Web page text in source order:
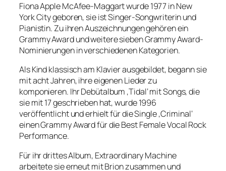
Fiona Apple McAfee-Maggart wurde 1977 in New
York City geboren, sie ist Singer-Songwriterin und
Pianistin. Zu ihren Auszeichnungen gehören ein
Grammy Award und weitere sieben Grammy Award-
Nominierungen in verschiedenen Kategorien.
Als Kind klassisch am Klavier ausgebildet, begann sie
mit acht Jahren, ihre eigenen Lieder zu
komponieren. Ihr Debütalbum ‚Tidal‘ mit Songs, die
sie mit 17 geschrieben hat, wurde 1996
veröffentlicht und erhielt für die Single ‚Criminal‘
einen Grammy Award für die Best Female Vocal Rock
Performance.
Für ihr drittes Album, Extraordinary Machine
arbeitete sie erneut mit Brion zusammen und